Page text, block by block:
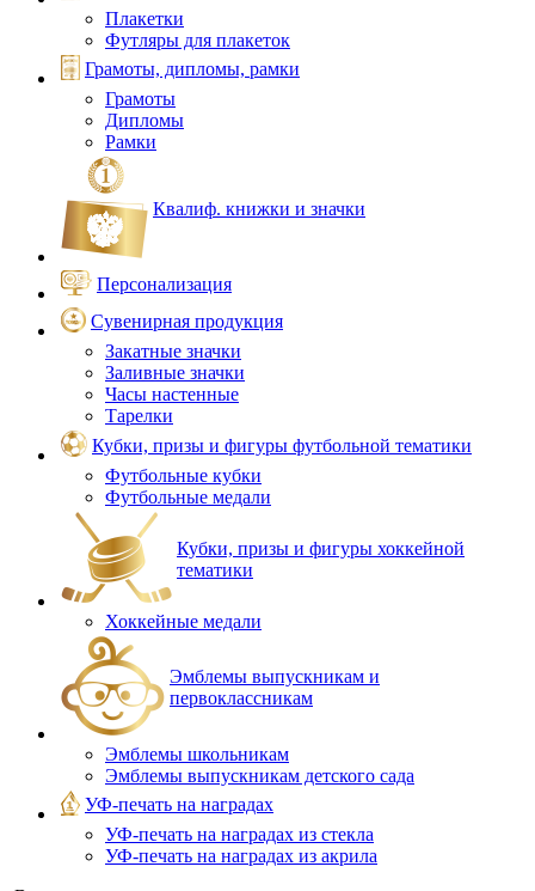
Плакетки
Футляры для плакеток
Грамоты, дипломы, рамки
Грамоты
Дипломы
Рамки
Квалиф. книжки и значки
Персонализация
Сувенирная продукция
Закатные значки
Заливные значки
Часы настенные
Тарелки
Кубки, призы и фигуры футбольной тематики
Футбольные кубки
Футбольные медали
Кубки, призы и фигуры хоккейной
тематики
Хоккейные медали
Эмблемы выпускникам и
первоклассникам
Эмблемы школьникам
Эмблемы выпускникам детского сада
УФ-печать на наградах
УФ‑печать на наградах из стекла
УФ-печать на наградах из акрила